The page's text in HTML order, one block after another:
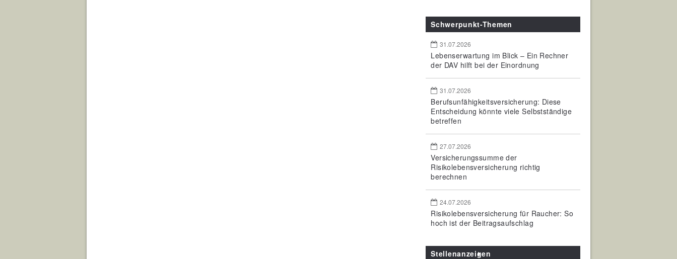
Schwerpunkt-Themen
31.07.2026
Lebenserwartung im Blick – Ein Rechner
der DAV hilft bei der Einordnung
31.07.2026
Berufsunfähigkeitsversicherung: Diese
Entscheidung könnte viele Selbstständige
betreffen
27.07.2026
Versicherungssumme der
Risikolebensversicherung richtig
berechnen
24.07.2026
Risikolebensversicherung für Raucher: So
hoch ist der Beitragsaufschlag
Stellenanzeigen